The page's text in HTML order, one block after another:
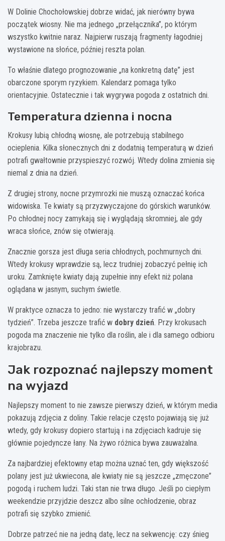
W Dolinie Chochołowskiej dobrze widać, jak nierówny bywa
początek wiosny. Nie ma jednego „przełącznika”, po którym
wszystko kwitnie naraz. Najpierw ruszają fragmenty łagodniej
wystawione na słońce, później reszta polan.
To właśnie dlatego prognozowanie „na konkretną datę” jest
obarczone sporym ryzykiem. Kalendarz pomaga tylko
orientacyjnie. Ostatecznie i tak wygrywa pogoda z ostatnich dni.
Temperatura dzienna i nocna
Krokusy lubią chłodną wiosnę, ale potrzebują stabilnego
ocieplenia. Kilka słonecznych dni z dodatnią temperaturą w dzień
potrafi gwałtownie przyspieszyć rozwój. Wtedy dolina zmienia się
niemal z dnia na dzień.
Z drugiej strony, nocne przymrozki nie muszą oznaczać końca
widowiska. Te kwiaty są przyzwyczajone do górskich warunków.
Po chłodnej nocy zamykają się i wyglądają skromniej, ale gdy
wraca słońce, znów się otwierają.
Znacznie gorsza jest długa seria chłodnych, pochmurnych dni.
Wtedy krokusy wprawdzie są, lecz trudniej zobaczyć pełnię ich
uroku. Zamknięte kwiaty dają zupełnie inny efekt niż polana
oglądana w jasnym, suchym świetle.
W praktyce oznacza to jedno: nie wystarczy trafić w „dobry
tydzień”. Trzeba jeszcze trafić w dobry dzień. Przy krokusach
pogoda ma znaczenie nie tylko dla roślin, ale i dla samego odbioru
krajobrazu.
Jak rozpoznać najlepszy moment
na wyjazd
Najlepszy moment to nie zawsze pierwszy dzień, w którym media
pokazują zdjęcia z doliny. Takie relacje często pojawiają się już
wtedy, gdy krokusy dopiero startują i na zdjęciach kadruje się
głównie pojedyncze łany. Na żywo różnica bywa zauważalna.
Za najbardziej efektowny etap można uznać ten, gdy większość
polany jest już ukwiecona, ale kwiaty nie są jeszcze „zmęczone”
pogodą i ruchem ludzi. Taki stan nie trwa długo. Jeśli po ciepłym
weekendzie przyjdzie deszcz albo silne ochłodzenie, obraz
potrafi się szybko zmienić.
Dobrze patrzeć nie na jedną datę, lecz na sekwencję: czy śnieg